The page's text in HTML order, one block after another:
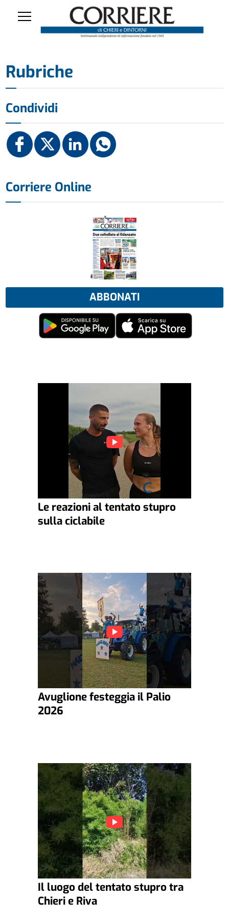
Rubriche
Condividi
Corriere Online
ABBONATI
Le reazioni al tentato stupro
sulla ciclabile
Avuglione festeggia il Palio
2026
Il luogo del tentato stupro tra
Chieri e Riva